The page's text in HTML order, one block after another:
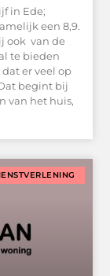
in Ede;
een 8,9.
ook van de
te bieden
er veel op
begint bij
van het huis,